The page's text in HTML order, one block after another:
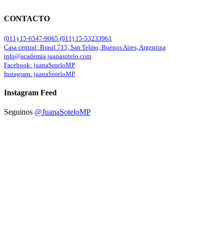
CONTACTO
(011) 15-6547-9065 (011) 15-53233961
Casa central: Brasil 715, San Telmo, Buenos Aires, Argentina
info@academia.juanasotelo.com
Facebook: juanaSoteloMP
Instagram: juanaSoteloMP
Instagram Feed
Seguinos @JuanaSoteloMP